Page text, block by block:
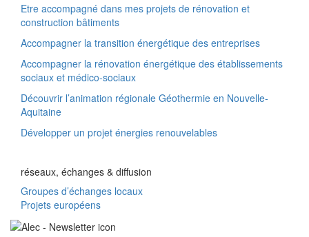
Etre accompagné dans mes projets de rénovation et
construction bâtiments
Accompagner la transition énergétique des entreprises
Accompagner la rénovation énergétique des établissements
sociaux et médico-sociaux
Découvrir l’animation régionale Géothermie en Nouvelle-
Aquitaine
Développer un projet énergies renouvelables
réseaux, échanges & diffusion
Groupes d’échanges locaux
Projets européens